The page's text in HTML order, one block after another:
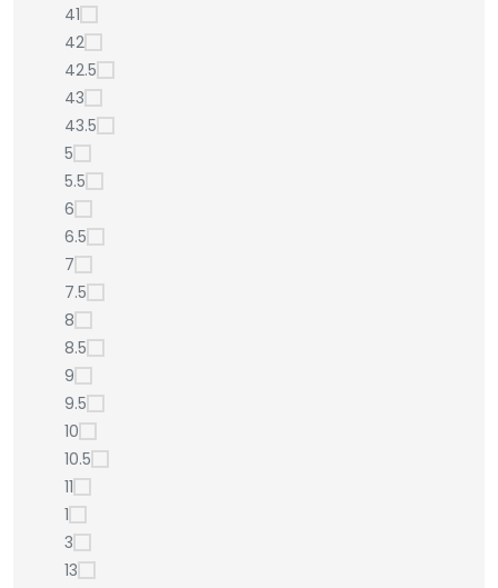
41
42
42.5
43
43.5
5
5.5
6
6.5
7
7.5
8
8.5
9
9.5
10
10.5
11
1
3
13